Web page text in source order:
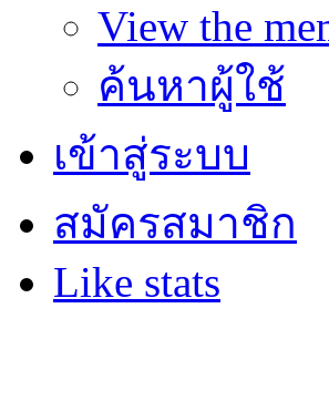
View the
ค้นหาผู้ใช้
เข้าสู่ระบบ
สมัครสมาชิก
Like stats